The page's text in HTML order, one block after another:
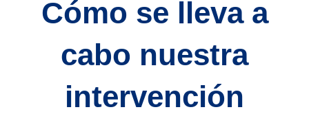
Cómo se lleva a
cabo nuestra
intervención